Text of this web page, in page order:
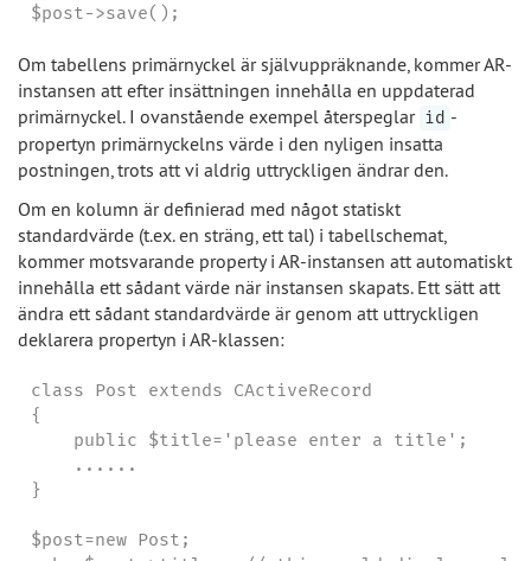
$post->save();
Om tabellens primärnyckel är självuppräknande, kommer AR-
instansen att efter insättningen innehålla en uppdaterad
primärnyckel. I ovanstående exempel återspeglar id -
propertyn primärnyckelns värde i den nyligen insatta
postningen, trots att vi aldrig uttryckligen ändrar den.
Om en kolumn är definierad med något statiskt
standardvärde (t.ex. en sträng, ett tal) i tabellschemat,
kommer motsvarande property i AR-instansen att automatiskt
innehålla ett sådant värde när instansen skapats. Ett sätt att
ändra ett sådant standardvärde är genom att uttryckligen
deklarera propertyn i AR-klassen:
class Post extends CActiveRecord
{
    public $title='please enter a title';
    ......
}
$post=new Post;